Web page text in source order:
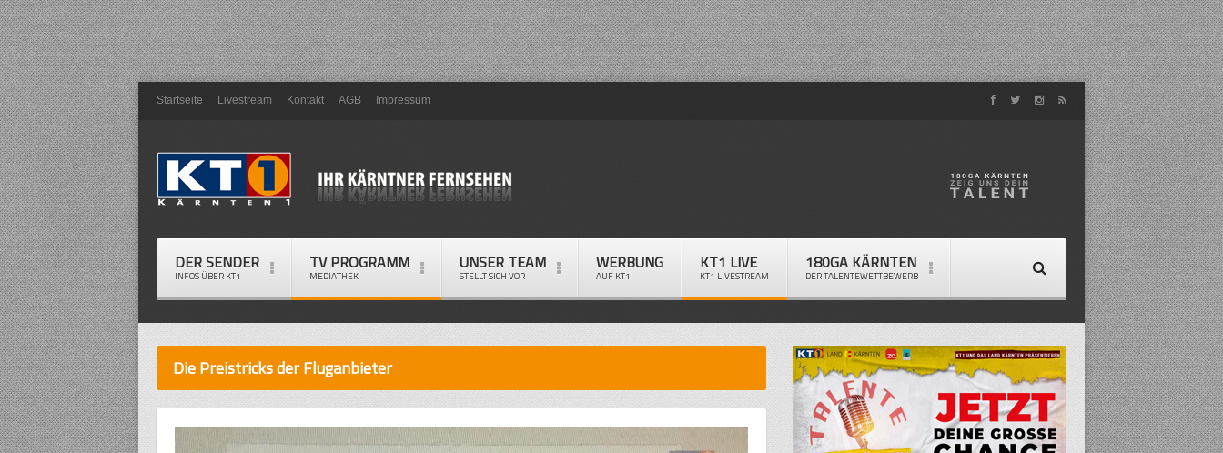
Startseite Livestream Kontakt AGB Impressum
DER SENDER
INFOS ÜBER KT1
TV PROGRAMM
MEDIATHEK
UNSER TEAM
STELLT SICH VOR
WERBUNG
AUF KT1
KT1 LIVE
KT1 LIVESTREAM
180GA KÄRNTEN
DER TALENTEWETTBEWERB
Die Preistricks der Fluganbieter